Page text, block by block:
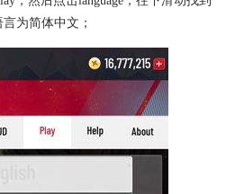
为简体中文；